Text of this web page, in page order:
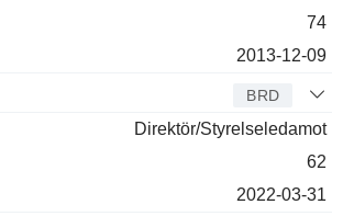
74
2013-12-09
BRD
Direktör/Styrelseledamot
62
2022-03-31